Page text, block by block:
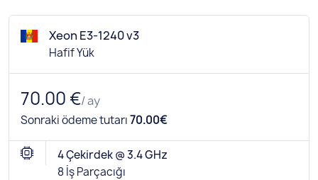
Xeon E3-1240 v3
Hafif Yük
70.00 €/ ay
Sonraki ödeme tutarı70.00€
4 Çekirdek @ 3.4 GHz
8 İş Parçacığı